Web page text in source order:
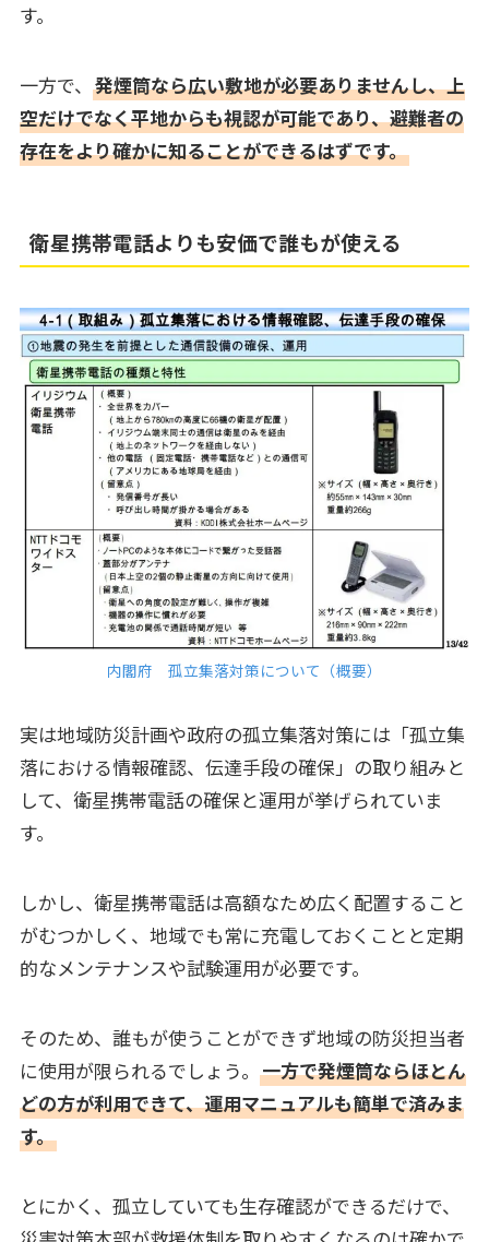
す。
一方で、 発煙筒なら広い敷地が必要ありませんし、上
空だけでなく平地からも視認が可能であり、避難者の
存在をより確かに知ることができるはずです。
衛星携帯電話よりも安価で誰もが使える
内閣府 孤立集落対策について（概要）
実は地域防災計画や政府の孤立集落対策には「孤立集
落における情報確認、伝達手段の確保」の取り組みと
して、衛星携帯電話の確保と運用が挙げられていま
す。
しかし、衛星携帯電話は高額なため広く配置すること
がむつかしく、地域でも常に充電しておくことと定期
的なメンテナンスや試験運用が必要です。
そのため、誰もが使うことができず地域の防災担当者
に使用が限られるでしょう。 一方で発煙筒ならほとん
どの方が利用できて、運用マニュアルも簡単で済みま
す。
とにかく、孤立していても生存確認ができるだけで、